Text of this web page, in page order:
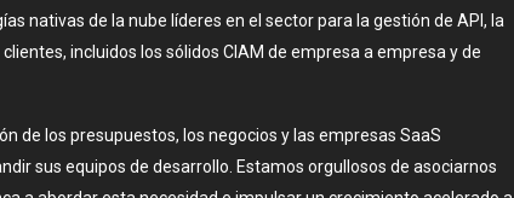
nativas de la nube líderes en el sector para la gestión de API, la
incluidos los sólidos CIAM de empresa a empresa y de
de los presupuestos, los negocios y las empresas SaaS
sus equipos de desarrollo. Estamos orgullosos de asociarnos